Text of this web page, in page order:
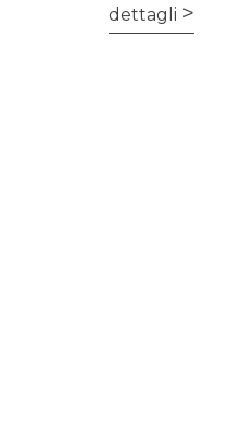
dettagli